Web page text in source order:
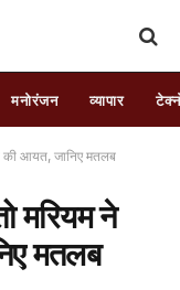
मनोरंजन व्यापार
की आयत, जानिए मतलब
मरियम ने
मतलब